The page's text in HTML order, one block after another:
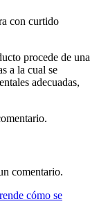
con curtido
procede de una
a la cual se
adecuadas,
comentario.
cómo se